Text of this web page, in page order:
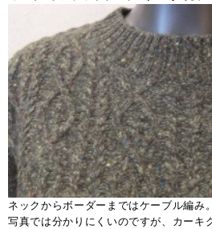
ネックからボーダーまではケーブル編み。
写真では分かりにくいのですが、カーキ